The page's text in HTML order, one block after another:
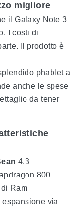
migliore
il Galaxy Note 3
I costi di
Il prodotto è
phablet a
anche le spese
da tener
4.3
800
Ram
espansione via